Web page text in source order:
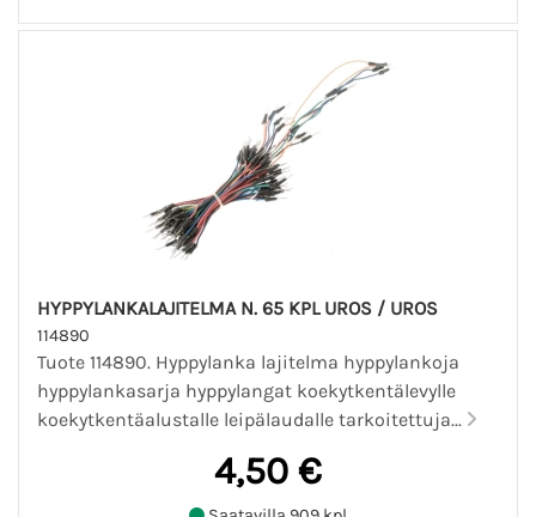
HYPPYLANKALAJITELMA N. 65 KPL UROS / UROS
114890
Tuote 114890. Hyppylanka lajitelma hyppylankoja
hyppylankasarja hyppylangat koekytkentälevylle
koekytkentäalustalle leipälaudalle tarkoitettuja...
4,50 €